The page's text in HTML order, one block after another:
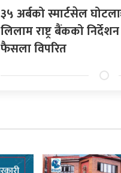
३५ अर्बको स्मार्टसेल
लिलाम राष्ट्र बैंकको
फैसला विपरित